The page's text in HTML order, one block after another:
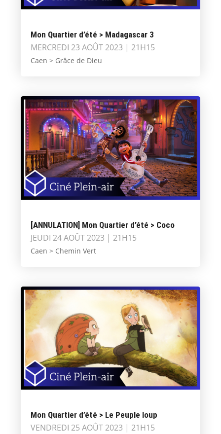
Mon Quartier d’été > Madagascar 3
MERCREDI 23 AOÛT 2023 | 21H15
Caen > Grâce de Dieu
[ANNULATION] Mon Quartier d’été > Coco
JEUDI 24 AOÛT 2023 | 21H15
Caen > Chemin Vert
Mon Quartier d’été > Le Peuple loup
VENDREDI 25 AOÛT 2023 | 21H15